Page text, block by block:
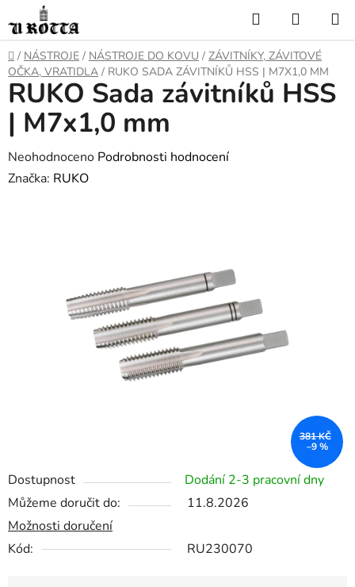
na
obsah
Hledat
KOŠÍK
DOMŮ
/ NÁSTROJE / NÁSTROJE DO KOVU / ZÁVITNÍKY, ZÁVITOVÉ
OČKA, VRATIDLA / RUKO SADA ZÁVITNÍKŮ HSS | M7X1,0 MM
Dostupnost
Dodání 2-3 pracovní dny
Můžeme doručit do:
11.8.2026
Možnosti doručení
Kód:
RU230070
RUKO Sada závitníků HSS
| M7x1,0 mm
Průměrné
hodnocení
Neohodnoceno Podrobnosti hodnocení
Značka: RUKO
381 KČ
–9 %